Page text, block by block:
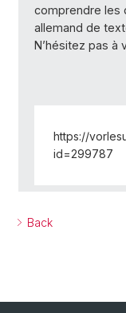
comprendre les
allemand de
N’hésitez pas à
https://
id=299787
Back